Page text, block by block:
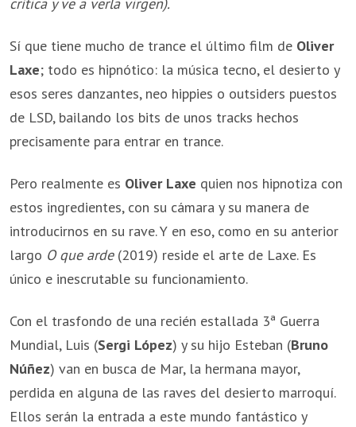
crítica y ve a verla virgen).
Sí que tiene mucho de trance el último film de Oliver
Laxe; todo es hipnótico: la música tecno, el desierto y
esos seres danzantes, neo hippies o outsiders puestos
de LSD, bailando los bits de unos tracks hechos
precisamente para entrar en trance.
Pero realmente es Oliver Laxe quien nos hipnotiza con
estos ingredientes, con su cámara y su manera de
introducirnos en su rave. Y en eso, como en su anterior
largo O que arde(2019) reside el arte de Laxe. Es
único e inescrutable su funcionamiento.
Con el trasfondo de una recién estallada 3ª Guerra
Mundial, Luis (Sergi López) y su hijo Esteban (Bruno
Núñez) van en busca de Mar, la hermana mayor,
perdida en alguna de las raves del desierto marroquí.
Ellos serán la entrada a este mundo fantástico y